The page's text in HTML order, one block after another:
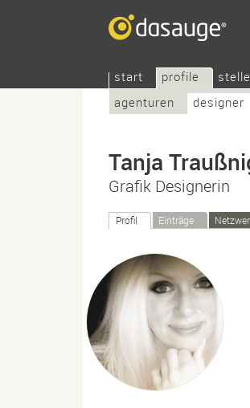
start
profile
agenturen
designer
Tanja
Grafik Designerin
Profil Einträge